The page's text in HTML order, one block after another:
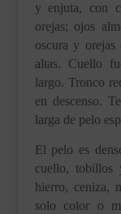
y enjuta, con
orejas; ojos
oscura y orejas
altas. Cuello
largo. Tronco
en descenso.
larga de pelo
El pelo es
cuello, tobillos
hierro, ceniza,
solo color o